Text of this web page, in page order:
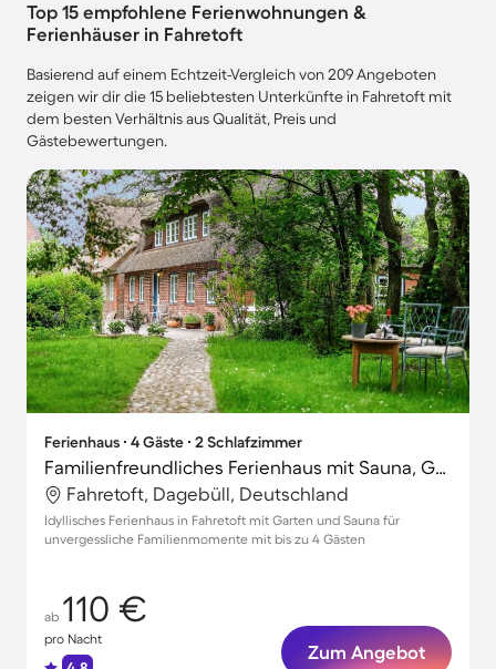
Top 15 empfohlene Ferienwohnungen &
Ferienhäuser in Fahretoft
Basierend auf einem Echtzeit-Vergleich von 209 Angeboten
zeigen wir dir die 15 beliebtesten Unterkünfte in Fahretoft mit
dem besten Verhältnis aus Qualität, Preis und
Gästebewertungen.
Ferienhaus ∙ 4 Gäste ∙ 2 Schlafzimmer
Familienfreundliches Ferienhaus mit Sauna, Garten und Terrasse | Naturblick | Hunde erlaubt
Fahretoft, Dagebüll, Deutschland
Idyllisches Ferienhaus in Fahretoft mit Garten und Sauna für
unvergessliche Familienmomente mit bis zu 4 Gästen
ab 110 €
pro Nacht
Zum Angebot